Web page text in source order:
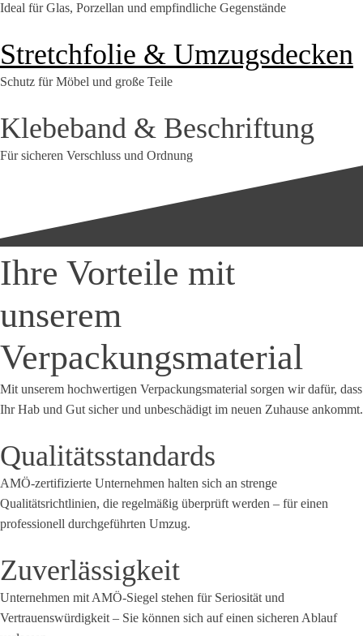
Ideal für Glas, Porzellan und empfindliche Gegenstände
Stretchfolie & Umzugsdecken
Schutz für Möbel und große Teile
Klebeband & Beschriftung
Für sicheren Verschluss und Ordnung
Ihre Vorteile mit
unserem
Verpackungsmaterial
Mit unserem hochwertigen Verpackungsmaterial sorgen wir dafür, dass
Ihr Hab und Gut sicher und unbeschädigt im neuen Zuhause ankommt.
Qualitätsstandards
AMÖ-zertifizierte Unternehmen halten sich an strenge
Qualitätsrichtlinien, die regelmäßig überprüft werden – für einen
professionell durchgeführten Umzug.
Zuverlässigkeit
Unternehmen mit AMÖ-Siegel stehen für Seriosität und
Vertrauenswürdigkeit – Sie können sich auf einen sicheren Ablauf